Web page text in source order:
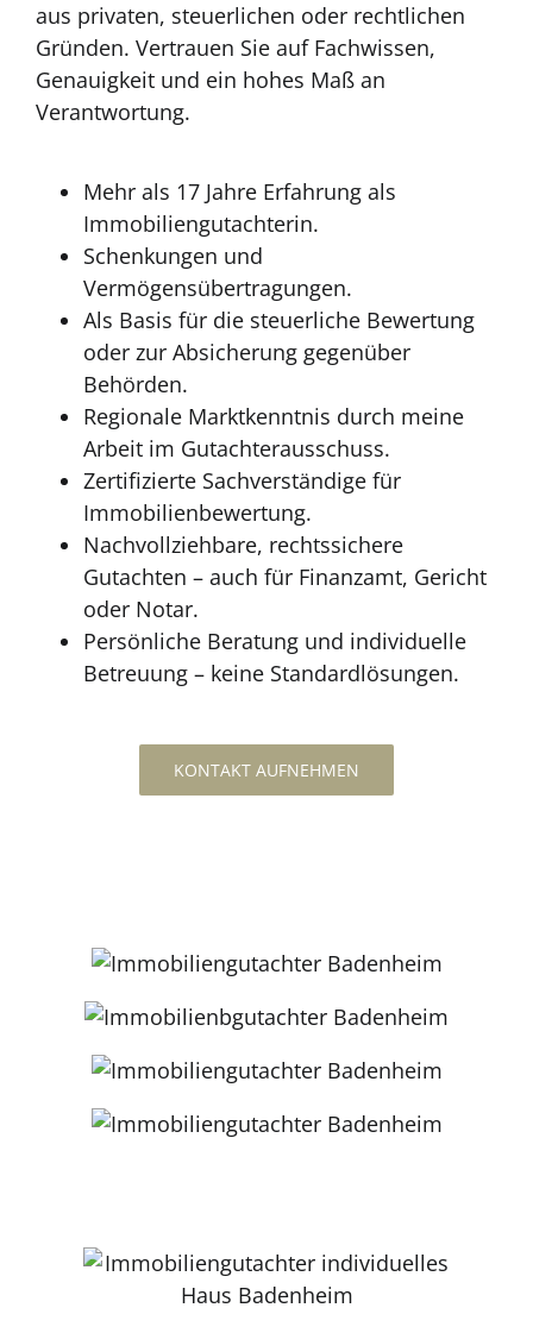
aus privaten, steuerlichen oder rechtlichen
Gründen. Vertrauen Sie auf Fachwissen,
Genauigkeit und ein hohes Maß an
Verantwortung.
Mehr als 17 Jahre Erfahrung als
Immobiliengutachterin.
Schenkungen und
Vermögensübertragungen.
Als Basis für die steuerliche Bewertung
oder zur Absicherung gegenüber
Behörden.
Regionale Marktkenntnis durch meine
Arbeit im Gutachterausschuss.
Zertifizierte Sachverständige für
Immobilienbewertung.
Nachvollziehbare, rechtssichere
Gutachten – auch für Finanzamt, Gericht
oder Notar.
Persönliche Beratung und individuelle
Betreuung – keine Standardlösungen.
KONTAKT AUFNEHMEN